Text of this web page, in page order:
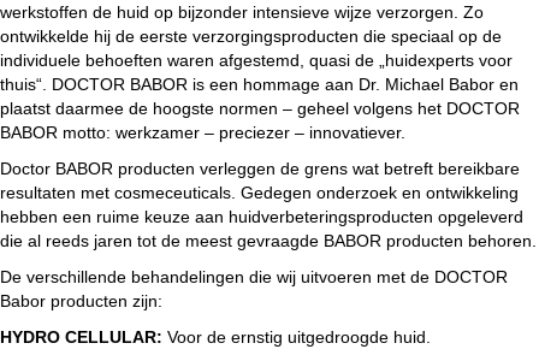
werkstoffen de huid op bijzonder intensieve wijze verzorgen. Zo
ontwikkelde hij de eerste verzorgingsproducten die speciaal op de
individuele behoeften waren afgestemd, quasi de „huidexperts voor
thuis“. DOCTOR BABOR is een hommage aan Dr. Michael Babor en
plaatst daarmee de hoogste normen – geheel volgens het DOCTOR
BABOR motto: werkzamer – preciezer – innovatiever.
Doctor BABOR producten verleggen de grens wat betreft bereikbare
resultaten met cosmeceuticals. Gedegen onderzoek en ontwikkeling
hebben een ruime keuze aan huidverbeteringsproducten opgeleverd
die al reeds jaren tot de meest gevraagde BABOR producten behoren.
De verschillende behandelingen die wij uitvoeren met de DOCTOR
Babor producten zijn:
HYDRO CELLULAR: Voor de ernstig uitgedroogde huid.